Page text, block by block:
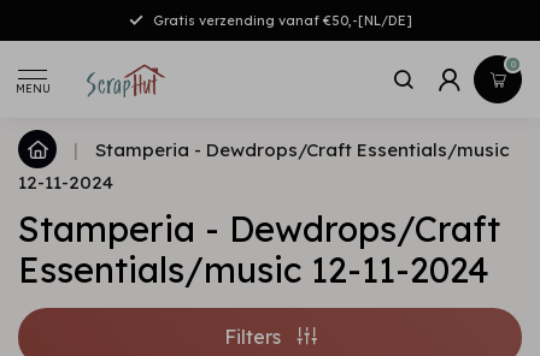
Gratis verzending vanaf €50,-[NL/DE]
MENU
0
|
Stamperia - Dewdrops/Craft Essentials/music
12-11-2024
Stamperia - Dewdrops/Craft
Essentials/music 12-11-2024
Filters